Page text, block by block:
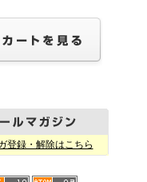
登録・解除はこちら